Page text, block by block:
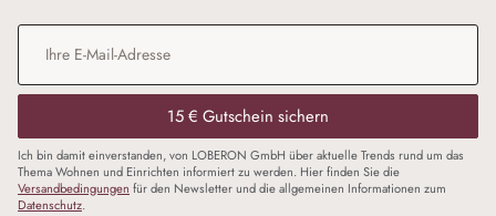
E-Mail-Adresse
15 € Gutschein sichern
Ich bin damit einverstanden, von LOBERON GmbH über aktuelle Trends rund um das
Thema Wohnen und Einrichten informiert zu werden. Hier finden Sie die
Versandbedingungen für den Newsletter und die allgemeinen Informationen zum
Datenschutz.